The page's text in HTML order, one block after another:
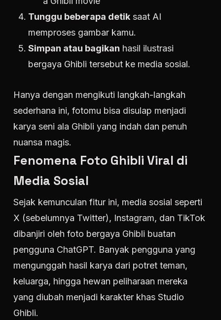
Tunggu beberapa detiksaat AI
memproses gambar kamu.
Simpan atau bagikan hasil ilustrasi
bergaya Ghibli tersebut ke media sosial.
Hanya dengan mengikuti langkah-langkah
sederhana ini, fotomu bisa disulap menjadi
karya seni ala Ghibli yang indah dan penuh
nuansa magis.
Fenomena Foto Ghibli Viral di
Media Sosial
Sejak kemunculan fitur ini, media sosial seperti
X (sebelumnya Twitter), Instagram, dan TikTok
dibanjiri oleh foto bergaya Ghibli buatan
pengguna ChatGPT. Banyak pengguna yang
mengunggah hasil karya dari potret teman,
keluarga, hingga hewan peliharaan mereka
yang diubah menjadi karakter khas Studio
Ghibli.